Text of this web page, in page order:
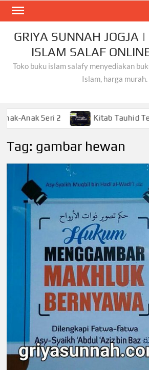
Skip
contentGRIYA SUNNAH JOGJA
ISLAM SALAF
Toko buku islam salafy menyediakan
Islam, harga murah.
Seri 2 Kitab Tauhid
Tag: gambar hewan